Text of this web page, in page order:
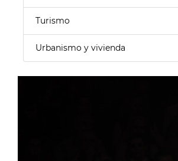
Turismo
Urbanismo y vivienda